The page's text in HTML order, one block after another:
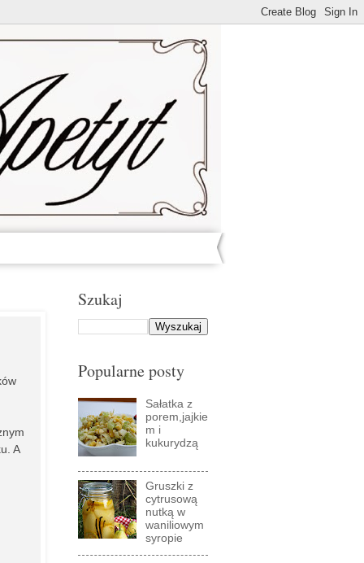
A
Szukaj
Popularne posty
Sałatka z
porem,jajkie
m i
kukurydzą
Gruszki z
cytrusową
nutką w
waniliowym
syropie